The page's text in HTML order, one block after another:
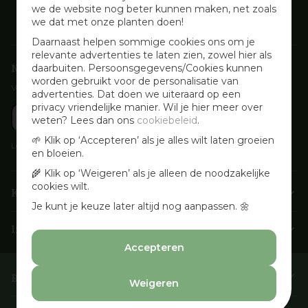
we de website nog beter kunnen maken, net zoals
we dat met onze planten doen!
Daarnaast helpen sommige cookies ons om je
relevante advertenties te laten zien, zowel hier als
daarbuiten. Persoonsgegevens/Cookies kunnen
worden gebruikt voor de personalisatie van
advertenties. Dat doen we uiteraard op een
privacy vriendelijke manier. Wil je hier meer over
weten? Lees dan ons cookiebeleid.
🌱 Klik op ‘Accepteren’ als je alles wilt laten groeien
en bloeien.
🌾 Klik op ‘Weigeren’ als je alleen de noodzakelijke
cookies wilt.
Je kunt je keuze later altijd nog aanpassen. 🌼
Accepteren
Weigeren
Nieuwsbrief aanmelden
Voor wekelijkse aanbiedingen, activiteiten en inspirerende tips
Lees onzePrivacyverklaring
Klantenservice
Info & openingstijden